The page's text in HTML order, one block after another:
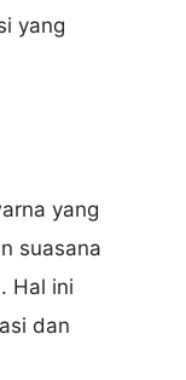
yang
yang
suasana
Hal ini
dan